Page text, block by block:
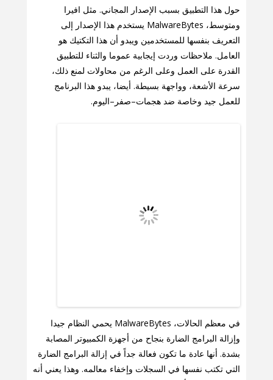
حول هذا التطبيق بسبب الإصدار المجاني. مثل افيرا
ومتوسط، MalwareBytes يستخدم هذا الإصدار إلى
التعريف بنفسها للمستخدمين ويبدو أن هذا التكتيك هو
العامل. ملاحظات وردت إيجابية عموما والثناء للتطبيق
القدرة على العمل وعلى الرغم من محاولات لمنع ذلك،
سرعة الأشعة، وواجهة بسيطة. أيضا، يبدو هذا البرنامج
للعمل جيد وخاصة ضد هجمات–صفر–اليوم.
في معظم الحالات، MalwareBytes يحمي النظام جيدا
وإزالة البرامج الضارة بنجاح من أجهزة الكمبيوتر المصابة
بشدة. أنها عادة ما تكون فعالة جداً في إزالة البرامج الضارة
التي تكتب نفسها في السجلات وإخفاء معالمه. وهذا يعني أنه